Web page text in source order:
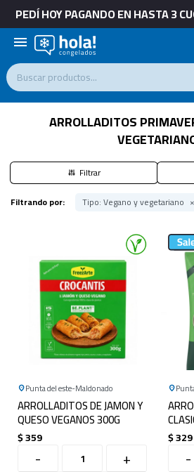
PEDÍ HOY PAGANDO EN HASTA 3
menu
ARROLLADITOS
Filtrando por:
Tipo:Vegano y vegetariano
Punta del este Maldonado
ARROLLADITOS DE JAMON Y
QUESO VEGANOS 300G
$359
- +
$329
-